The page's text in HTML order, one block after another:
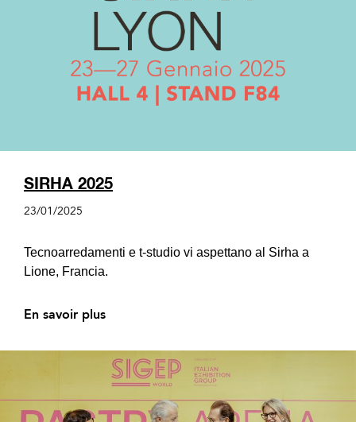
SIRHA 2025
23/01/2025
Tecnoarredamenti e t-studio vi aspettano al Sirha a
Lione, Francia.
En savoir plus